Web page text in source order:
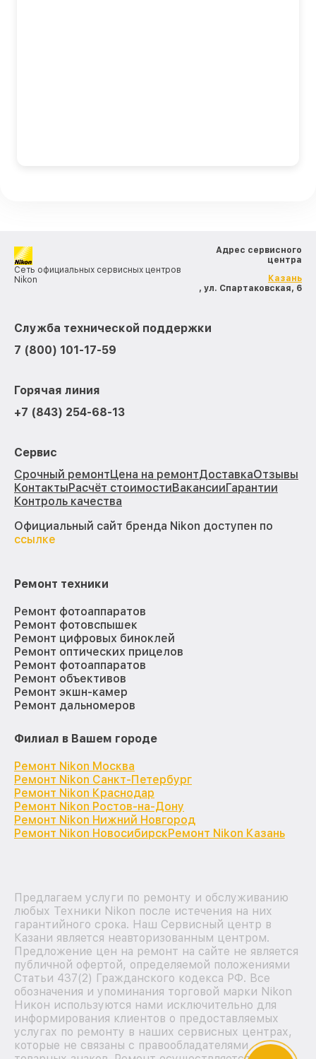
Сеть официальных сервисных центров
Nikon
Адрес сервисного
центра
Казань
, ул. Спартаковская, 6
Служба технической поддержки
7 (800) 101-17-59
Горячая линия
+7 (843) 254-68-13
Сервис
Срочный ремонтЦена на ремонтДоставкаОтзывы
КонтактыРасчёт стоимостиВакансииГарантии
Контроль качества
Официальный сайт бренда Nikon доступен по
ссылке
Ремонт техники
Ремонт фотоаппаратов
Ремонт фотовспышек
Ремонт цифровых биноклей
Ремонт оптических прицелов
Ремонт фотоаппаратов
Ремонт объективов
Ремонт экшн-камер
Ремонт дальномеров
Филиал в Вашем городе
Ремонт Nikon Москва
Ремонт Nikon Санкт-Петербург
Ремонт Nikon Краснодар
Ремонт Nikon Ростов-на-Дону
Ремонт Nikon Нижний Новгород
Ремонт Nikon НовосибирскРемонт Nikon Казань
Предлагаем услуги по ремонту и обслуживанию
любых Техники Nikon после истечения на них
гарантийного срока. Наш Сервисный центр в
Казани является неавторизованным центром.
Предложение цен на ремонт на сайте не является
публичной офертой, определяемой положениями
Статьи 437(2) Гражданского кодекса РФ. Все
обозначения и упоминания торговой марки Nikon
Никон используются нами исключительно для
информирования клиентов о предоставляемых
услугах по ремонту в наших сервисных центрах,
которые не связаны с правообладателями